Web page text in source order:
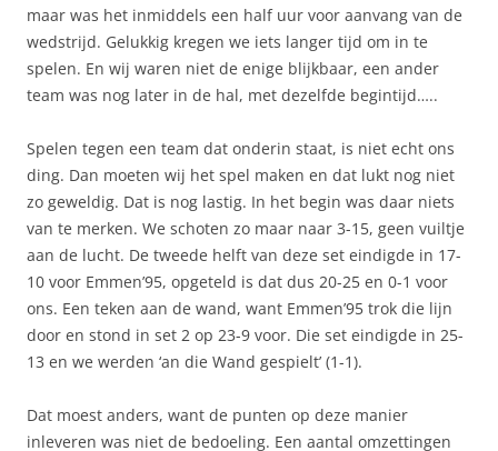
maar was het inmiddels een half uur voor aanvang van de
wedstrijd. Gelukkig kregen we iets langer tijd om in te
spelen. En wij waren niet de enige blijkbaar, een ander
team was nog later in de hal, met dezelfde begintijd…..
Spelen tegen een team dat onderin staat, is niet echt ons
ding. Dan moeten wij het spel maken en dat lukt nog niet
zo geweldig. Dat is nog lastig. In het begin was daar niets
van te merken. We schoten zo maar naar 3-15, geen vuiltje
aan de lucht. De tweede helft van deze set eindigde in 17-
10 voor Emmen’95, opgeteld is dat dus 20-25 en 0-1 voor
ons. Een teken aan de wand, want Emmen’95 trok die lijn
door en stond in set 2 op 23-9 voor. Die set eindigde in 25-
13 en we werden ‘an die Wand gespielt’ (1-1).
Dat moest anders, want de punten op deze manier
inleveren was niet de bedoeling. Een aantal omzettingen